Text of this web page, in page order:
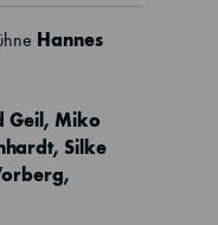
Hannes
Geil, Miko
, Silke